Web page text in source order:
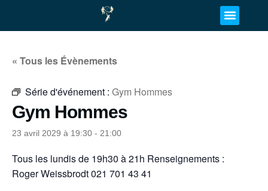
« Tous les Évènements
Série d'événement : Gym Hommes
Gym Hommes
23 avril 2029 à 19:30 - 21:00
Tous les lundis de 19h30 à 21h Renseignements :
Roger Weissbrodt 021 701 43 41